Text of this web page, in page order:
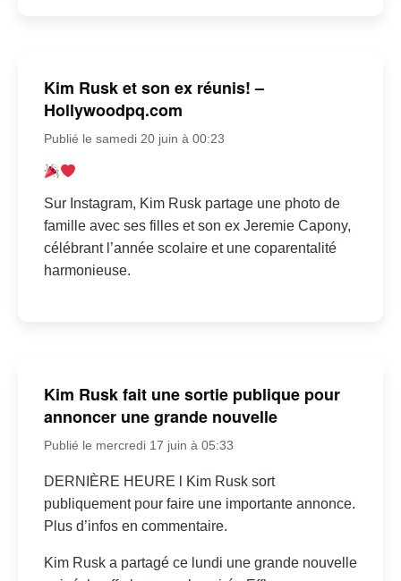
Kim Rusk et son ex réunis! –
Hollywoodpq.com
Publié le samedi 20 juin à 00:23
Sur Instagram, Kim Rusk partage une photo de
famille avec ses filles et son ex Jeremie Capony,
célébrant l’année scolaire et une coparentalité
harmonieuse.
Kim Rusk fait une sortie publique pour
annoncer une grande nouvelle
Publié le mercredi 17 juin à 05:33
DERNIÈRE HEURE l Kim Rusk sort
publiquement pour faire une importante annonce.
Plus d’infos en commentaire.
Kim Rusk a partagé ce lundi une grande nouvelle